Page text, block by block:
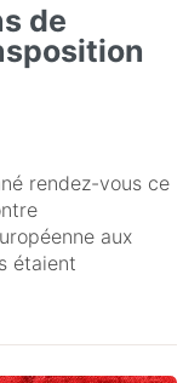
de
rendez-vous ce
aux
étaient